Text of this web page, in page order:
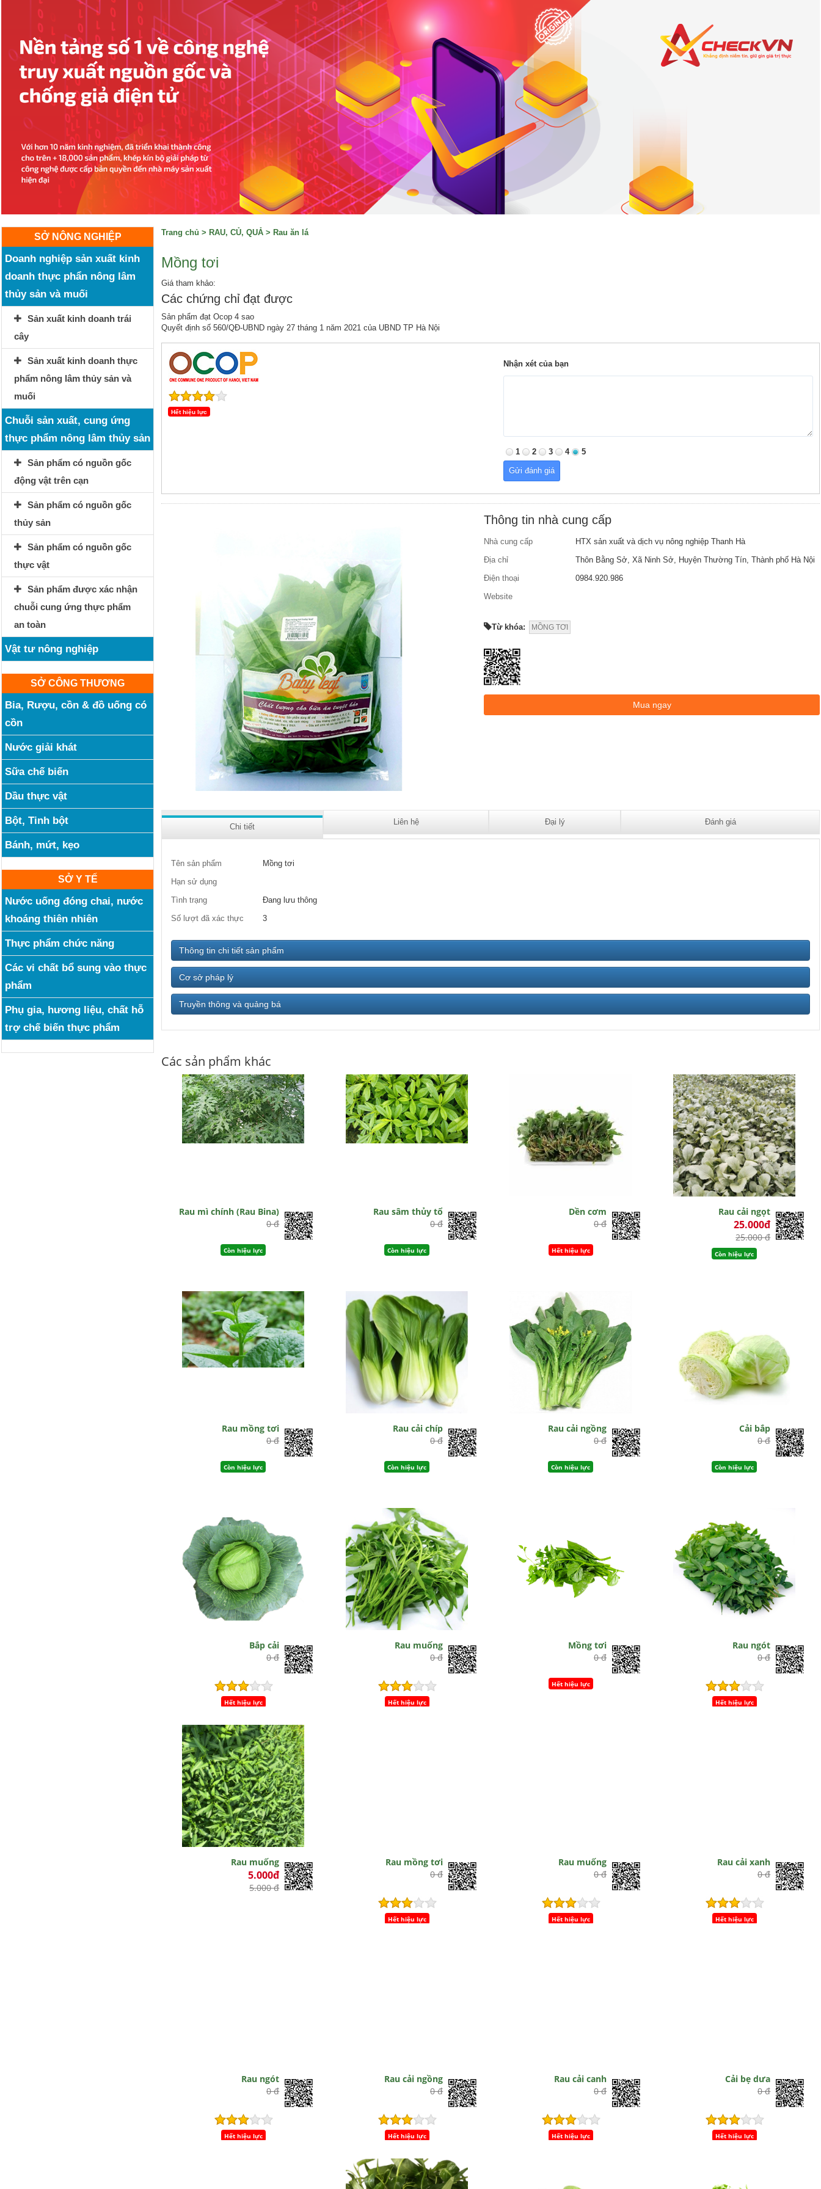
SỞ NÔNG NGHIỆP
Doanh nghiệp sản xuất kinh
doanh thực phẩn nông lâm
thủy sản và muối
Sản xuất kinh doanh trái
cây
Sản xuất kinh doanh thực
phẩm nông lâm thủy sản và
muối
Chuỗi sản xuất, cung ứng
thực phẩm nông lâm thủy sản
Sản phẩm có nguồn gốc
động vật trên cạn
Sản phẩm có nguồn gốc
thủy sản
Sản phẩm có nguồn gốc
thực vật
Sản phẩm được xác nhận
chuỗi cung ứng thực phẩm
an toàn
Vật tư nông nghiệp
SỞ CÔNG THƯƠNG
Bia, Rượu, cồn & đồ uống có
cồn
Nước giải khát
Sữa chế biến
Dầu thực vật
Bột, Tinh bột
Bánh, mứt, kẹo
SỞ Y TẾ
Nước uống đóng chai, nước
khoáng thiên nhiên
Thực phẩm chức năng
Các vi chất bổ sung vào thực
phẩm
Phụ gia, hương liệu, chất hỗ
trợ chế biến thực phẩm
Trang chủ > RAU, CỦ, QUẢ > Rau ăn lá
Mồng tơi
Giá tham khảo:
Các chứng chỉ đạt được
Sản phẩm đạt Ocop 4 sao
Quyết định số 560/QĐ-UBND ngày 27 tháng 1 năm 2021 của UBND TP Hà Nội
Hết hiệu lực
Nhận xét của bạn
1 2 3 4 5
Thông tin nhà cung cấp
Nhà cung cấp
HTX sản xuất và dịch vụ nông nghiệp Thanh Hà
Địa chỉ
Thôn Bằng Sở, Xã Ninh Sở, Huyện Thường Tín, Thành phố Hà Nội
Điện thoại
0984.920.986
Website
Từ khóa: MỒNG TƠI
Chi tiết
Liên hệ Đại lý Đánh giá
Tên sản phẩm
Mồng tơi
Hạn sử dụng
Tình trạng
Đang lưu thông
Số lượt đã xác thực
3
Thông tin chi tiết sản phẩm
Cơ sở pháp lý
Truyền thông và quảng bá
Các sản phẩm khác
Rau mì chính (Rau Bina)
0 đ
Còn hiệu lực
Rau sâm thủy tổ
0 đ
Còn hiệu lực
Dền cơm
0 đ
Hết hiệu lực
Rau cải ngọt
25.000đ
25.000 đ
Còn hiệu lực
Rau mồng tơi
0 đ
Còn hiệu lực
Rau cải chíp
0 đ
Còn hiệu lực
Rau cải ngồng
0 đ
Còn hiệu lực
Cải bắp
0 đ
Còn hiệu lực
Bắp cải
0 đ
Hết hiệu lực
Rau muống
0 đ
Hết hiệu lực
Mồng tơi
0 đ
Hết hiệu lực
Rau ngót
0 đ
Hết hiệu lực
Rau muống
5.000đ
5.000 đ
Rau mồng tơi
0 đ
Hết hiệu lực
Rau muống
0 đ
Hết hiệu lực
Rau cải xanh
0 đ
Hết hiệu lực
Rau ngót
0 đ
Hết hiệu lực
Rau cải ngồng
0 đ
Hết hiệu lực
Rau cải canh
0 đ
Hết hiệu lực
Cải bẹ dưa
0 đ
Hết hiệu lực